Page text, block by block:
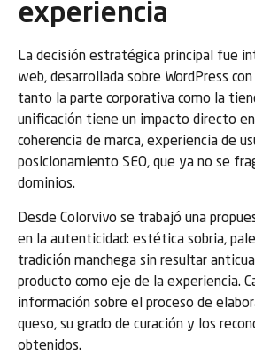
experiencia
La decisión estratégica principal fue
web, desarrollada sobre WordPress
tanto la parte corporativa como la
unificación tiene un impacto directo
coherencia de marca, experiencia de
posicionamiento SEO, que ya no se
dominios.
Desde Colorvivo se trabajó una
en la autenticidad: estética sobria,
tradición manchega sin resultar
producto como eje de la experiencia.
información sobre el proceso de
queso, su grado de curación y los
obtenidos.